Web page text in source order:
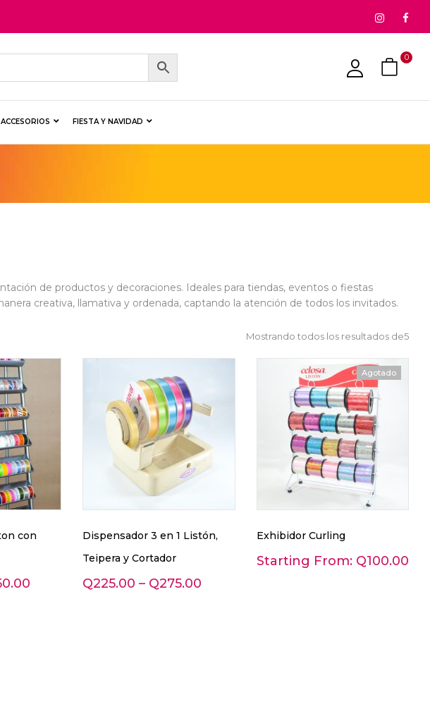
0
FIESTA Y NAVIDAD
de productos y decoraciones. Ideales para tiendas, eventos o fiestas
creativa, llamativa y ordenada, captando la atención de todos los invitados.
Mostrando todos los resultados de5
con
Dispensador 3 en 1 Listón,
Teipera y Cortador
Q225.00 – Q275.00
Agotado
Exhibidor Curling
Starting From: Q100.00